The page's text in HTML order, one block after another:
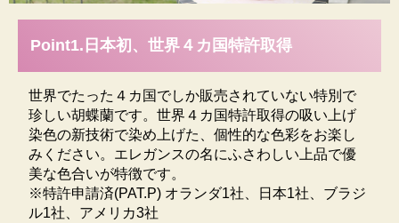
エレガンスシリーズに使われている色とりどりの胡蝶
蘭は、愛知県豊橋市の松浦園芸が染色し販売していま
す。松浦園芸は、胡蝶蘭を育てて四半世紀・年間24万
鉢を越える日本トップクラスの生産をしています。世
界4ヶ国で特許取得した珍しい胡蝶蘭エレガンス・シリ
ーズの日本で唯一の生産者です。日持ちの良い高品質
な胡蝶蘭にこだわり専用コンピュータで24時間0.5度単
Point1.日本初、世界４カ国特許取得
世界でたった４カ国でしか販売されていない特別で
珍しい胡蝶蘭です。世界４カ国特許取得の吸い上げ
染色の新技術で染め上げた、個性的な色彩をお楽し
みください。エレガンスの名にふさわしい上品で優
美な色合いが特徴です。
※特許申請済(PAT.P) オランダ1社、日本1社、ブラジ
ル1社、アメリカ3社